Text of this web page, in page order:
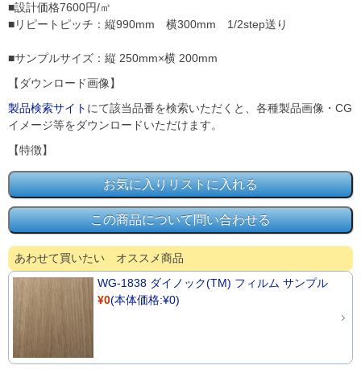
■設計価格7600円/㎡
■リピートピッチ：縦990mm 横300mm 1/2step送り
■サンプルサイズ：縦 250mm×横 200mm
【ダウンロード画像】
製品検索サイト にて該当品番を検索いただくと、各種製品画像・CG
イメージ等をダウンロードいただけます。
【特徴】
あわせて買いたい オススメ商品
WG-1838 ダイノック(TM) フィルム サンプル
¥0(本体価格:¥0)